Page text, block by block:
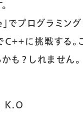
でプログラミン
C++に挑戦する
も？しれません。
K.O